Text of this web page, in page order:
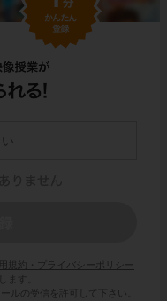
規約・プライバシーポリシー
ます。
ルの受信を許可して下さい。